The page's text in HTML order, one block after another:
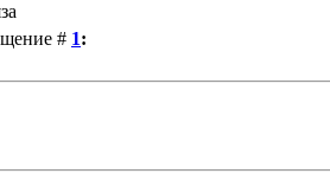
# 1: